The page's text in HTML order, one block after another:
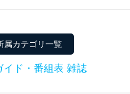
ス 個人情報問い合わせ
属カテゴリ一覧
イド・番組表 雑誌